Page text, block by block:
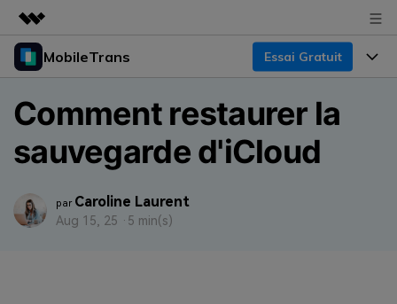
Produits phares
Utilité
Business
Solutions
À propos
Actualités
MobileTrans Essai Gratuit
Produits
Fonctionnalités
Solutions
Ressources
Transfert de Données Téléphone
Comment restaurer la
sauvegarde d'iCloud
par Caroline Laurent
Aug 15, 25 · 5 min(s)